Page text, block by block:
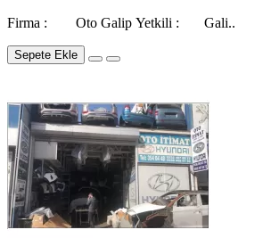
Firma : Oto Galip Yetkili : Gali..
Sepete Ekle